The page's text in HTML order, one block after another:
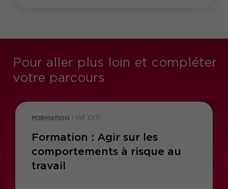
Pour aller plus loin et compléter
votre parcours
FORMATION Réf. 10171
Formation : Agir sur les
comportements à risque au
travail